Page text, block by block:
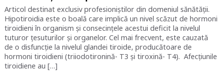
Articol destinat exclusiv profesioniștilor din domeniul sănătății.
Hipotiroidia este o boală care implică un nivel scăzut de hormoni
tiroidieni în organism și consecințele acestui deficit la nivelul
tuturor țesuturilor și organelor. Cel mai frecvent, este cauzată
de o disfuncție la nivelul glandei tiroide, producătoare de
hormoni tiroidieni (triiodotironină- T3 și tiroxină- T4). Afecțiunile
tiroidiene au […]